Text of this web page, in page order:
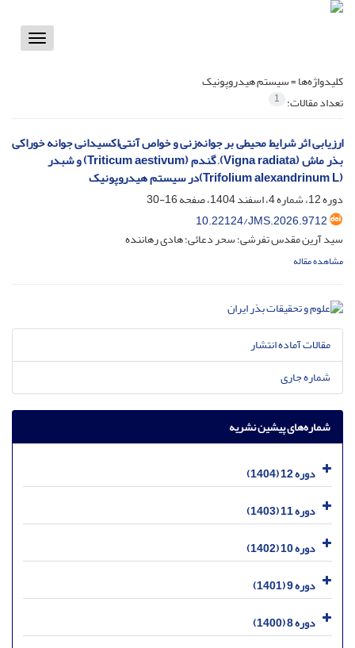
Toggle
کلیدواژه‌ها =سیستم هیدروپونیک
تعداد مقالات: 1
ارزیابی اثر شرایط محیطی بر جوانه‌زنی و خواص آنتی‌اکسیدانی جوانه خوراکی
بذر ماش (Vigna radiata), گندم (Triticum aestivum) و شبدر
(Trifolium alexandrinum L)در سیستم هیدروپونیک
دوره 12، شماره 4، اسفند 1404، صفحه
16-30
10.22124/JMS.2026.9712
سید آرین مقدس تفرشی؛ سحر دعائی؛ هادی رهاننده
مشاهده مقاله
مقالات آماده انتشار
شماره جاری
شماره‌های پیشین نشریه
دوره 12 (1404)
دوره 11 (1403)
دوره 10 (1402)
دوره 9 (1401)
دوره 8 (1400)